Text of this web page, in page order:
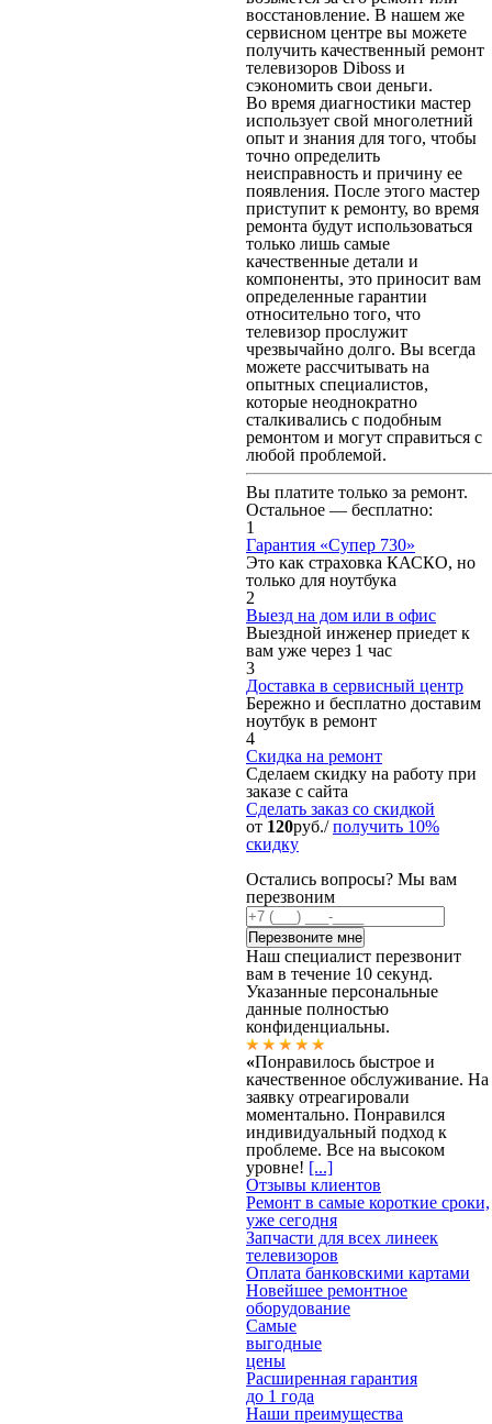
восстановление. В нашем же
сервисном центре вы можете
получить качественный ремонт
телевизоров Diboss и
сэкономить свои деньги.
Во время диагностики мастер
использует свой многолетний
опыт и знания для того, чтобы
точно определить
неисправность и причину ее
появления. После этого мастер
приступит к ремонту, во время
ремонта будут использоваться
только лишь самые
качественные детали и
компоненты, это приносит вам
определенные гарантии
относительно того, что
телевизор прослужит
чрезвычайно долго. Вы всегда
можете рассчитывать на
опытных специалистов,
которые неоднократно
сталкивались с подобным
ремонтом и могут справиться с
любой проблемой.
Вы платите только за ремонт.
Остальное — бесплатно:
1
Гарантия «Супер 730»
Это как страховка КАСКО, но
только для ноутбука
2
Выезд на дом или в офис
Выездной инженер приедет к
вам уже через 1 час
3
Доставка в сервисный центр
Бережно и бесплатно доставим
ноутбук в ремонт
4
Скидка на ремонт
Сделаем скидку на работу при
заказе с сайта
Сделать заказ со скидкой
от 120руб./получить 10%
скидку
Остались вопросы? Мы вам
перезвоним
Наш специалист перезвонит
вам в течение 10 секунд.
Указанные персональные
данные полностью
конфиденциальны.
«Понравилось быстрое и
качественное обслуживание. На
заявку отреагировали
моментально. Понравился
индивидуальный подход к
проблеме. Все на высоком
уровне! [...]
Отзывы клиентов
Ремонт в самые короткие сроки,
уже сегодня
Запчасти для всех линеек
телевизоров
Оплата банковскими картами
Новейшее ремонтное
оборудование
Самые
выгодные
цены
Расширенная гарантия
до 1 года
Наши преимущества